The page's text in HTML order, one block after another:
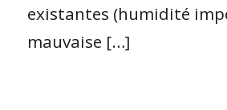
existantes (humidité
mauvaise […]